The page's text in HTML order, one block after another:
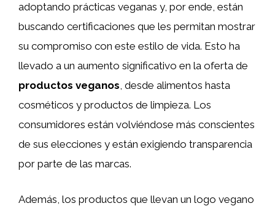
adoptando prácticas veganas y, por ende, están
buscando certificaciones que les permitan mostrar
su compromiso con este estilo de vida. Esto ha
llevado a un aumento significativo en la oferta de
productos veganos, desde alimentos hasta
cosméticos y productos de limpieza. Los
consumidores están volviéndose más conscientes
de sus elecciones y están exigiendo transparencia
por parte de las marcas.
Además, los productos que llevan un logo vegano